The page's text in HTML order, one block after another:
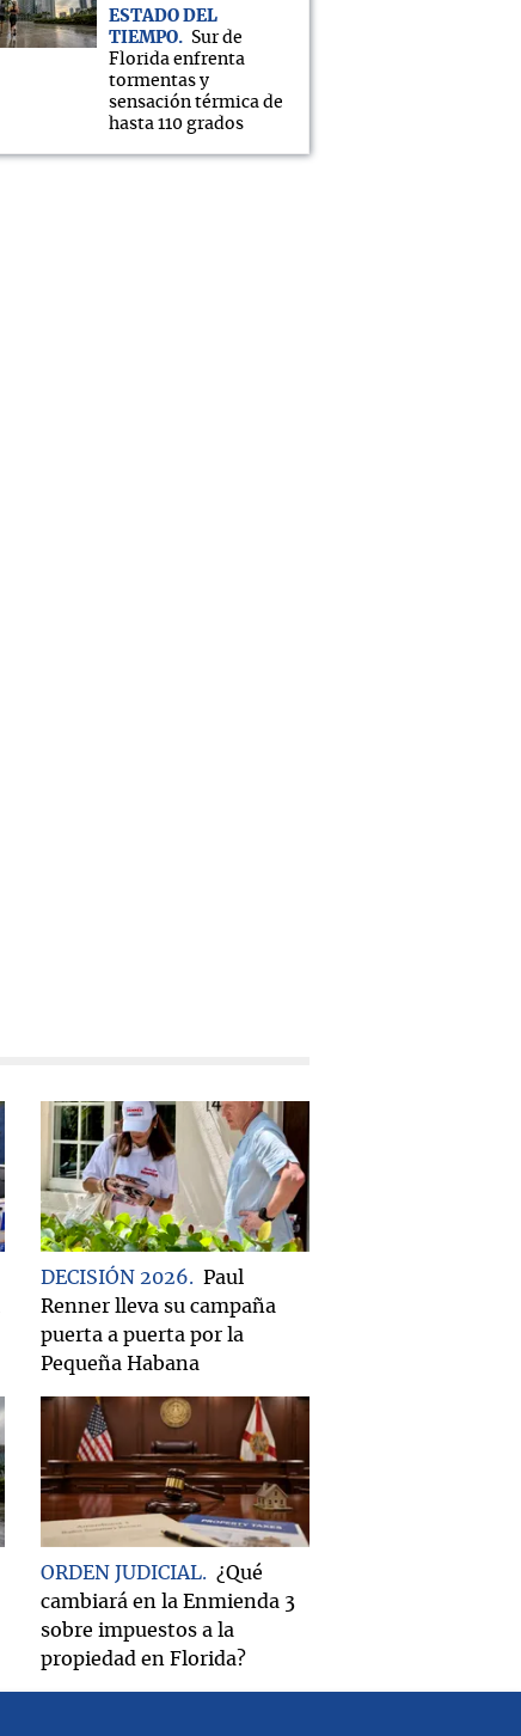
ESTADO DEL
TIEMPO
Sur de
Florida enfrenta
tormentas y
sensación térmica de
hasta 110 grados
DECISIÓN 2026
Paul
Renner lleva su campaña
puerta a puerta por la
Pequeña Habana
ORDEN JUDICIAL
¿Qué
cambiará en la Enmienda 3
sobre impuestos a la
propiedad en Florida?